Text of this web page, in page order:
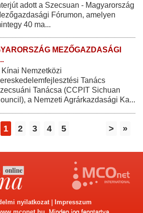
adott a Szecsuan - Magyarország
Fórumon, amelyen
40 ma...
MEZŐGAZDASÁGI
Kínai Nemzetközi
Tanács
Tanácsa (CCPIT Sichuan
a Nemzeti Agrárkazdasági Ka...
1 2 3 4 5 > »
nyilatkozat | Impresszum